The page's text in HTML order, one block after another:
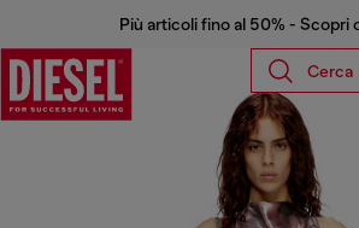
Più articoli fino al 50% - Scopri
Cerca